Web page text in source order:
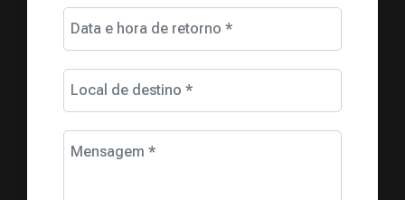
Data e hora de retorno *
Local de destino *
Mensagem *